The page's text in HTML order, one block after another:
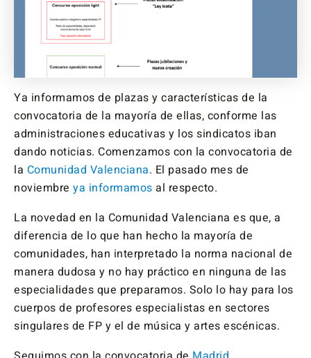
Ya informamos de plazas y características de la
convocatoria de la mayoría de ellas, conforme las
administraciones educativas y los sindicatos iban
dando noticias. Comenzamos con la convocatoria de
la Comunidad Valenciana. El pasado mes de
noviembre ya informamos al respecto.
La novedad en la Comunidad Valenciana es que, a
diferencia de lo que han hecho la mayoría de
comunidades, han interpretado la norma nacional de
manera dudosa y no hay práctico en ninguna de las
especialidades que preparamos. Solo lo hay para los
cuerpos de profesores especialistas en sectores
singulares de FP y el de música y artes escénicas.